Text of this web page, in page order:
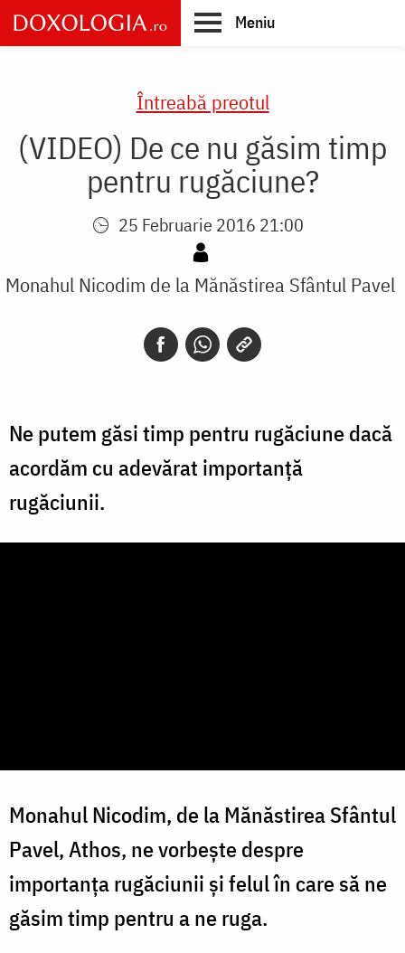
Skip
to
main
Meniu
Întreabă preotul
(VIDEO) De ce nu găsim timp
pentru rugăciune?
25 Februarie 2016 21:00
Monahul Nicodim de la Mănăstirea Sfântul Pavel
Ne putem găsi timp pentru rugăciune dacă
acordăm cu adevărat importanță
rugăciunii.
Monahul Nicodim, de la Mănăstirea Sfântul
Pavel, Athos, ne vorbește despre
importanța rugăciunii și felul în care să ne
găsim timp pentru a ne ruga.